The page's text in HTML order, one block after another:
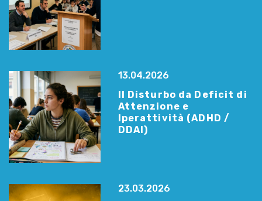
13.04.2026
Il Disturbo da Deficit di
Attenzione e
Iperattività (ADHD /
DDAI)
23.03.2026